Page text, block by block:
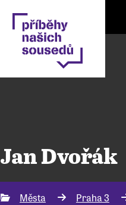
Jan Dvořák
Města Praha 3